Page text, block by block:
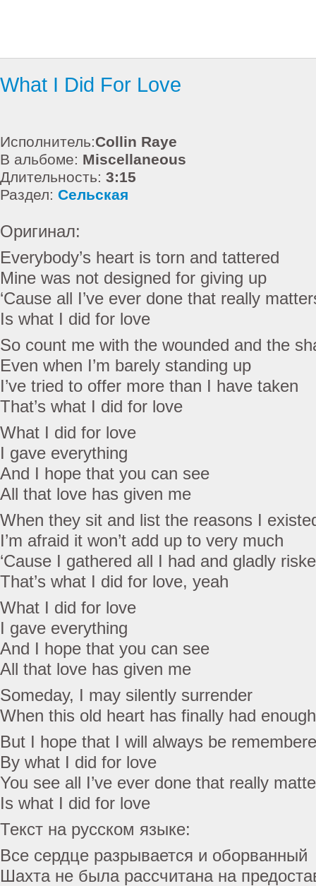
What I Did For Love
Исполнитель:Collin Raye
В альбоме: Miscellaneous
Длительность: 3:15
Раздел: Сельская
Оригинал:
Everybody’s heart is torn and tattered
Mine was not designed for giving up
‘Cause all I’ve ever done that really
Is what I did for love
So count me with the wounded and the
Even when I’m barely standing up
I’ve tried to offer more than I have taken
That’s what I did for love
What I did for love
I gave everything
And I hope that you can see
All that love has given me
When they sit and list the reasons I
I’m afraid it won’t add up to very much
‘Cause I gathered all I had and gladly
That’s what I did for love, yeah
What I did for love
I gave everything
And I hope that you can see
All that love has given me
Someday, I may silently surrender
When this old heart has finally had enough
But I hope that I will always be
By what I did for love
You see all I’ve ever done that really
Is what I did for love
Текст на русском языке:
Все сердце разрывается и оборванный
Шахта не была рассчитана на